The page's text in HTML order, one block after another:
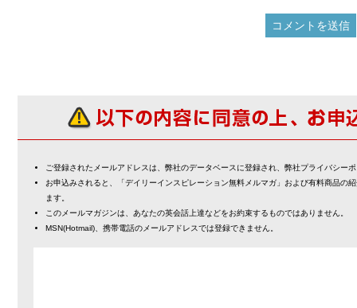
ご登録されたメールアドレスは、弊社のデータベースに登録され、弊社プライバシー
お申込みされると、「デイリーインスピレーション無料メルマガ」および有料商品の
ます。
このメールマガジンは、あなたの英会話上達などをお約束するものではありません。
MSN(Hotmail)、携帯電話のメールアドレスでは登録できません。